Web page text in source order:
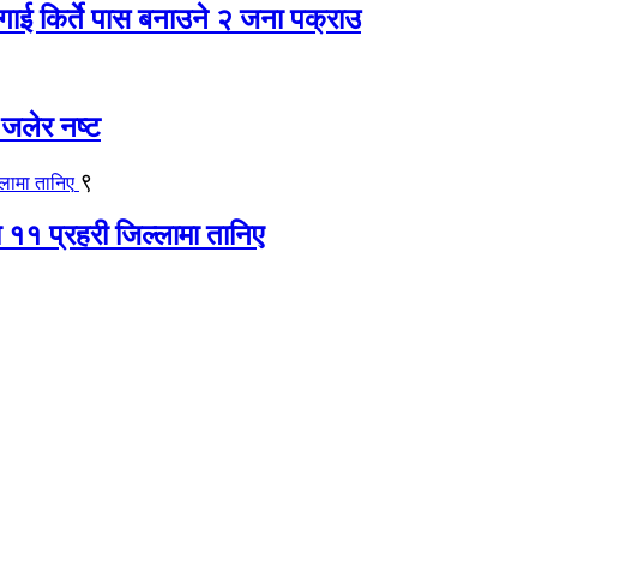
किर्ते पास बनाउने २ जना पक्राउ
जलेर नष्ट
९
प्रहरी जिल्लामा तानिए